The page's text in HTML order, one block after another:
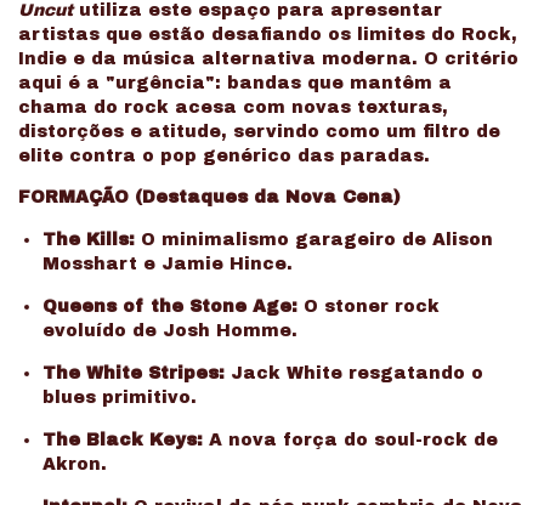
Uncututiliza este espaço para apresentar
artistas que estão desafiando os limites do Rock,
Indie e da música alternativa moderna. O critério
aqui é a "urgência": bandas que mantêm a
chama do rock acesa com novas texturas,
distorções e atitude, servindo como um filtro de
elite contra o pop genérico das paradas.
FORMAÇÃO (Destaques da Nova Cena)
The Kills: O minimalismo garageiro de Alison
Mosshart e Jamie Hince.
Queens of the Stone Age: O stoner rock
evoluído de Josh Homme.
The White Stripes: Jack White resgatando o
blues primitivo.
The Black Keys: A nova força do soul-rock de
Akron.